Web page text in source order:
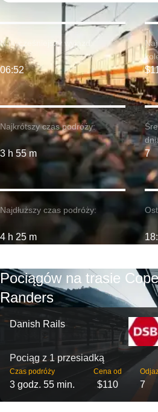
Najkrótszy czas podróży:
3 h 55 m
Najwcześniejszy wyjazd:
06:52
Najdłuższy czas podróży:
4 h 25 m
7
Pociągów na trasie
Randers
Danish Rails
Pociąg z 1 przesiadką
Czas podróży
3 godz. 55 min.
Cena od
$110 7